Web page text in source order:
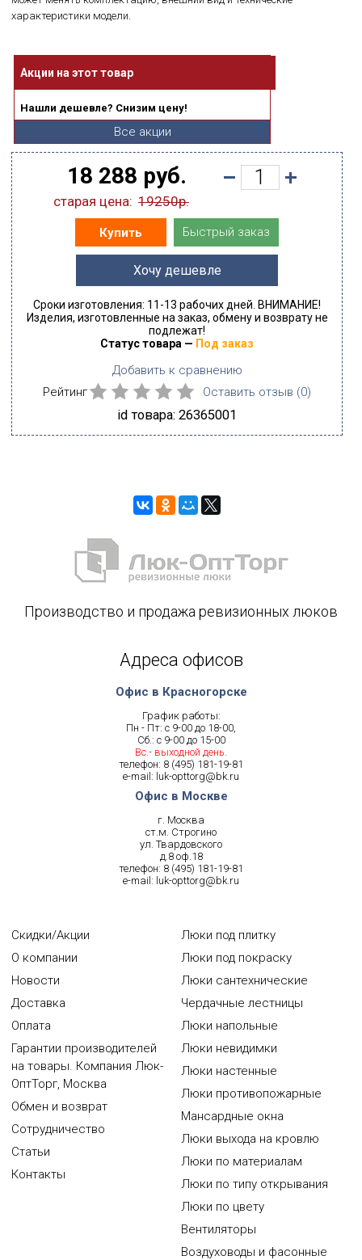
характеристики модели.
Акции на этот товар
Нашли дешевле? Снизим цену!
Все акции
18 288 руб.
старая цена: 19250р.
Купить Быстрый заказ
Хочу дешевле
Сроки изготовления: 11-13 рабочих дней. ВНИМАНИЕ!
Изделия, изготовленные на заказ, обмену и возврату не
подлежат!
Статус товара — Под заказ
Добавить к сравнению
Рейтинг
Оставить отзыв (0)
id товара: 26365001
Производство и продажа ревизионных люков
Адреса офисов
Офис в Красногорске
График работы:
Пн - Пт: с 9-00 до 18-00,
Сб.: с 9-00 до 15-00
Вс.- выходной день.
телефон: 8 (495) 181-19-81
e-mail: luk-opttorg@bk.ru
Офис в Москве
г. Москва
ст.м. Строгино
ул. Твардовского
д.8 оф.18
телефон: 8 (495) 181-19-81
e-mail: luk-opttorg@bk.ru
Скидки/Акции
О компании
Новости
Доставка
Оплата
Гарантии производителей
на товары. Компания Люк-
ОптТорг, Москва
Обмен и возврат
Сотрудничество
Статьи
Контакты
Люки под плитку
Люки под покраску
Люки сантехнические
Чердачные лестницы
Люки напольные
Люки невидимки
Люки настенные
Люки противопожарные
Мансардные окна
Люки выхода на кровлю
Люки по материалам
Люки по типу открывания
Люки по цвету
Вентиляторы
Воздуховоды и фасонные